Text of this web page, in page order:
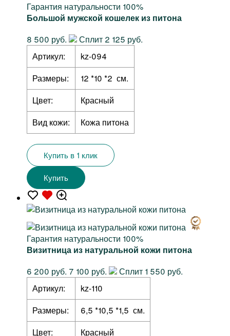
Гарантия натуральности 100%
Большой мужской кошелек из питона
8 500 руб.
Сплит 2 125 руб.
Артикул:
kz-094
Размеры:
12 *10 *2 см.
Цвет:
Красный
Вид кожи:
Кожа питона
Купить в 1 клик
Купить
Гарантия натуральности 100%
Визитница из натуральной кожи питона
6 200 руб. 7 100 руб.
Сплит 1 550 руб.
Артикул:
kz-110
Размеры:
6,5 *10,5 *1,5 см.
Цвет:
Красный